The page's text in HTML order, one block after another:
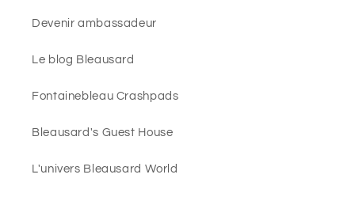
Devenir ambassadeur
Le blog Bleausard
Fontainebleau Crashpads
Bleausard's Guest House
L'univers Bleausard World